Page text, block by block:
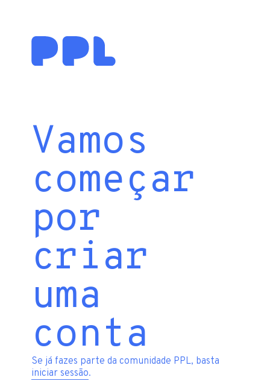
Vamos
começar
por
criar
uma
conta
Se já fazes parte da comunidade PPL, basta
iniciar sessão.